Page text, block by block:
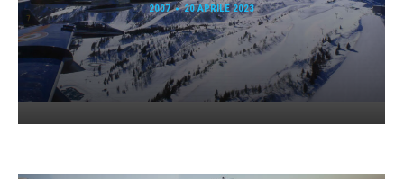
2007 20 APRILE 2023